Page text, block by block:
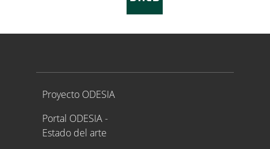
Proyecto ODESIA
Proyecto ODESIA
Portal ODESIA -
Estado del arte